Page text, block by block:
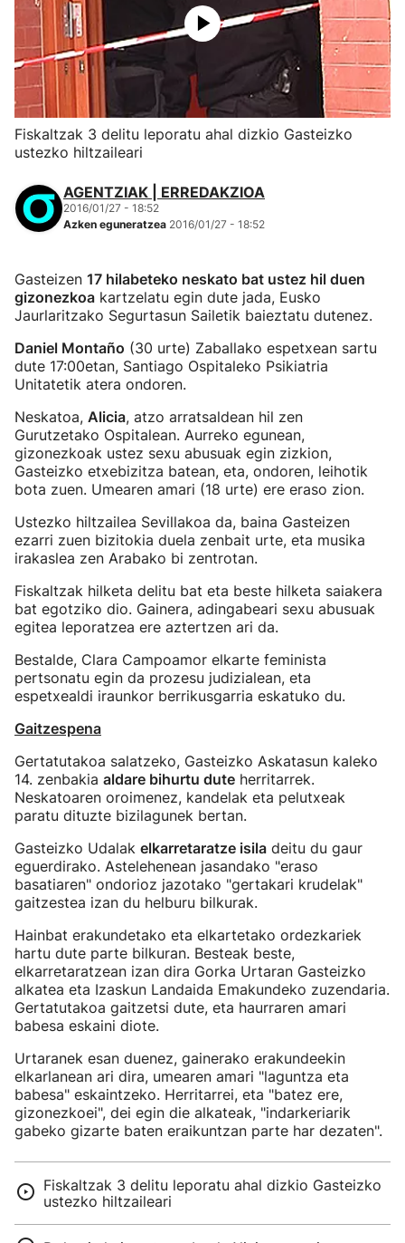
Fiskaltzak 3 delitu leporatu ahal dizkio Gasteizko
ustezko hiltzaileari
AGENTZIAK | ERREDAKZIOA
2016/01/27 - 18:52
Azken eguneratzea 2016/01/27 - 18:52
Gasteizen 17 hilabeteko neskato bat ustez hil duen
gizonezkoa kartzelatu egin dute jada, Eusko
Jaurlaritzako Segurtasun Sailetik baieztatu dutenez.
Daniel Montaño (30 urte) Zaballako espetxean sartu
dute 17:00etan, Santiago Ospitaleko Psikiatria
Unitatetik atera ondoren.
Neskatoa, Alicia, atzo arratsaldean hil zen
Gurutzetako Ospitalean. Aurreko egunean,
gizonezkoak ustez sexu abusuak egin zizkion,
Gasteizko etxebizitza batean, eta, ondoren, leihotik
bota zuen. Umearen amari (18 urte) ere eraso zion.
Ustezko hiltzailea Sevillakoa da, baina Gasteizen
ezarri zuen bizitokia duela zenbait urte, eta musika
irakaslea zen Arabako bi zentrotan.
Fiskaltzak hilketa delitu bat eta beste hilketa saiakera
bat egotziko dio. Gainera, adingabeari sexu abusuak
egitea leporatzea ere aztertzen ari da.
Bestalde, Clara Campoamor elkarte feminista
pertsonatu egin da prozesu judizialean, eta
espetxealdi iraunkor berrikusgarria eskatuko du.
Gaitzespena
Gertatutakoa salatzeko, Gasteizko Askatasun kaleko
14. zenbakia aldare bihurtu dute herritarrek.
Neskatoaren oroimenez, kandelak eta pelutxeak
paratu dituzte bizilagunek bertan.
Gasteizko Udalak elkarretaratze isila deitu du gaur
eguerdirako. Astelehenean jasandako "eraso
basatiaren" ondorioz jazotako "gertakari krudelak"
gaitzestea izan du helburu bilkurak.
Hainbat erakundetako eta elkartetako ordezkariek
hartu dute parte bilkuran. Besteak beste,
elkarretaratzean izan dira Gorka Urtaran Gasteizko
alkatea eta Izaskun Landaida Emakundeko zuzendaria.
Gertatutakoa gaitzetsi dute, eta haurraren amari
babesa eskaini diote.
Urtaranek esan duenez, gainerako erakundeekin
elkarlanean ari dira, umearen amari "laguntza eta
babesa" eskaintzeko. Herritarrei, eta "batez ere,
gizonezkoei", dei egin die alkateak, "indarkeriarik
gabeko gizarte baten eraikuntzan parte har dezaten".
Fiskaltzak 3 delitu leporatu ahal dizkio Gasteizko
ustezko hiltzaileari